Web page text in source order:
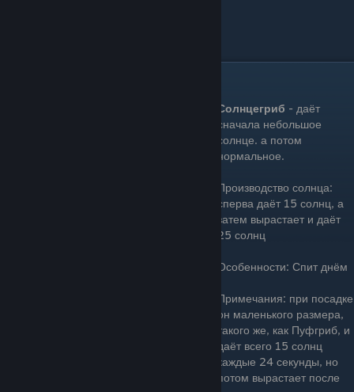
Солнцегриб - даёт
сначала небольшое
солнце. а потом
нормальное.
Производство солнца:
сперва даёт 15 солнц, а
затем вырастает и даёт
25 солнц
Особенности: Спит днём
Примечания: при посадке
он маленького размера,
такого же, как Пуфгриб, и
даёт всего 15 солнц
каждые 24 секунды, но
потом вырастает после